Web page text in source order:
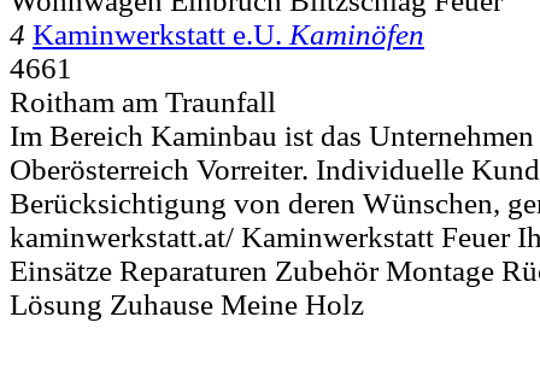
4 Kaminwerkstatt e.U. Kaminöfen
4661
Roitham am Traunfall
Im Bereich Kaminbau ist das
Oberösterreich Vorreiter. Individuelle
Berücksichtigung von deren Wünschen,
kaminwerkstatt.at/ Kaminwerkstatt Feuer
Einsätze Reparaturen Zubehör Montage
Lösung Zuhause Meine Holz